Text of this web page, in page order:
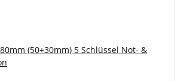
(50+30mm) 5 Schlüssel Not- &